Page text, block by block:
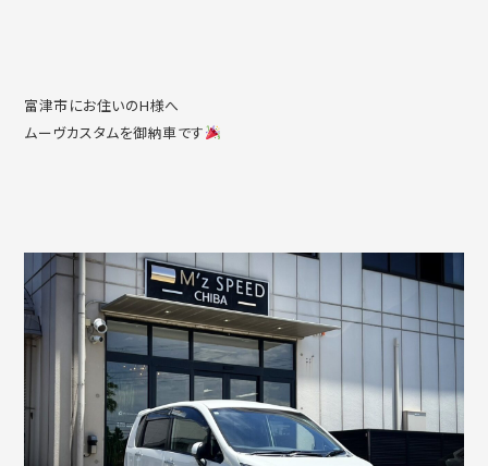
富津市にお住いのH様へ
ムーヴカスタムを御納車です